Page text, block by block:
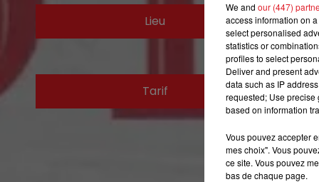
7h00 - 10h00
DEBOUT C'EST L'HEURE
Lieu
Tarif
We and our (447)
access information on
select personalised
statistics or
profiles to select
Deliver and present
data such as IP
requested; Use precise
based on information
Vous pouvez accepter
mes choix". Vous
ce site. Vous pouvez
bas de chaque page.